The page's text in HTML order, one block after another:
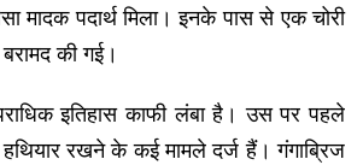
मादक पदार्थ मिला। इनके पास से एक चोरी
की गई।
इतिहास काफी लंबा है। उस पर पहले
रखने के कई मामले दर्ज हैं। गंगाब्रिज